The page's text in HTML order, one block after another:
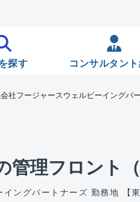
探す コンサルタン
管理フロント
ングパートナーズ 勤務地 【
社フージャースウェルビーイングパ